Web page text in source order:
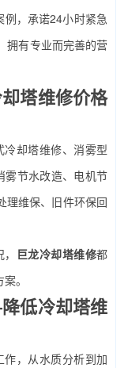
，承诺24小时紧急
拥有专业而完善的营
塔维修价格
却塔维修、消雾型
雾节水改造、电机节
理维保、旧件环保回
巨龙冷却塔维修都
。
低冷却塔维
，从水质分析到加